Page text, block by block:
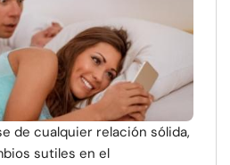
de cualquier relación sólida,
sutiles en el